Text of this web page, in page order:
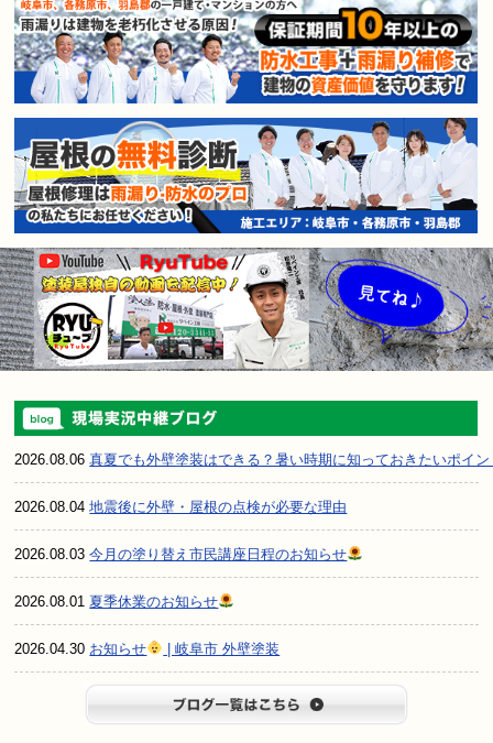
2026.08.06真夏でも外壁塗装はできる？暑い時期に知っておきたいポイン
2026.08.04地震後に外壁・屋根の点検が必要な理由
2026.08.03今月の塗り替え市民講座日程のお知らせ
2026.08.01 夏季休業のお知らせ
2026.04.30 お知らせ | 岐阜市 外壁塗装